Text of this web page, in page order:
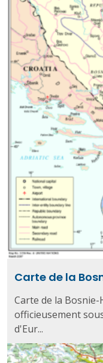
Carte de la
Carte de la
officieusement
d'Eur...